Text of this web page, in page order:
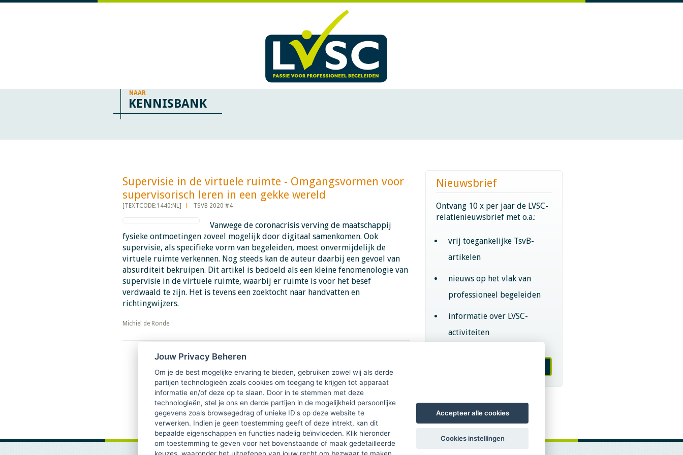
NAAR
KENNISBANK
Supervisie in de virtuele ruimte - Omgangsvormen voor
supervisorisch leren in een gekke wereld​​​​​​
[TEXTCODE:1440:NL] TSVB 2020 #4
Vanwege de coronacrisis verving de maatschappij
fysieke ontmoetingen zoveel mogelijk door digitaal samenkomen. Ook
supervisie, als specifieke vorm van begeleiden, moest onvermijdelijk de
virtuele ruimte verkennen. Nog steeds kan de auteur daarbij een gevoel van
absurditeit bekruipen. Dit artikel is bedoeld als een kleine fenomenologie van
supervisie in de virtuele ruimte, waarbij er ruimte is voor het besef
verdwaald te zijn. Het is tevens een zoektocht naar handvatten en
richtingwijzers.
​​​​​​​Michiel de Ronde
Download PDF
virtuele ruimte
Nieuwsbrief
Ontvang 10 x per jaar de LVSC-
relatienieuwsbrief met o.a.:
vrij toegankelijke TsvB-
artikelen
nieuws op het vlak van
professioneel begeleiden
informatie over LVSC-
activiteiten
Jouw Privacy Beheren
Om je de best mogelijke ervaring te bieden, gebruiken zowel wij als derde
partijen technologieën zoals cookies om toegang te krijgen tot apparaat
informatie en/of deze op te slaan. Door in te stemmen met deze
technologieën, stel je ons en derde partijen in de mogelijkheid persoonlijke
gegevens zoals browsegedrag of unieke ID's op deze website te
verwerken. Indien je geen toestemming geeft of deze intrekt, kan dit
bepaalde eigenschappen en functies nadelig beïnvloeden. Klik hieronder
om toestemming te geven voor het bovenstaande of maak gedetailleerde
Accepteer alle cookies
Cookies instellingen